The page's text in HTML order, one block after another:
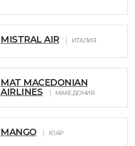
MISTRAL AIR ИТАЛИЯ
MAT MACEDONIAN
AIRLINES
МАКЕДОНИЯ
MANGO ЮАР